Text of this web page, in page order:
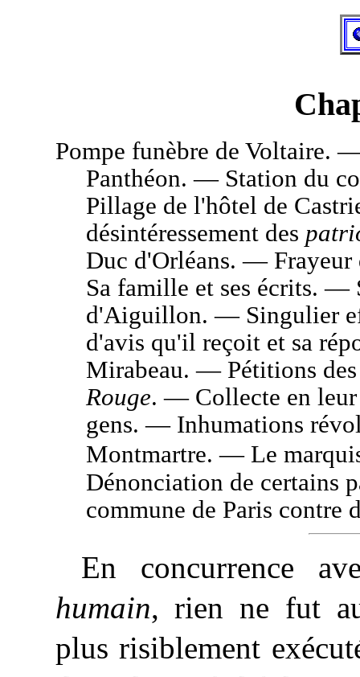
Pompe funèbre de Voltaire.
Panthéon. — Station du
Pillage de l'hôtel de
désintéressement des
Duc d'Orléans. —
Sa famille et ses écrits. —
d'Aiguillon. — Singulier
d'avis qu'il reçoit et sa
Mirabeau. — Pétitions
Rouge. — Collecte en leur
gens. — Inhumations
Montmartre. — Le
Dénonciation de certains
commune de Paris contre
En concurrence
humain, rien ne fut
plus risiblement